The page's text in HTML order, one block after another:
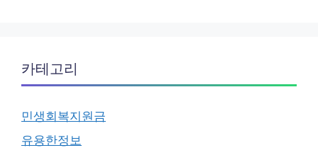
카테고리
민생회복지원금
유용한정보